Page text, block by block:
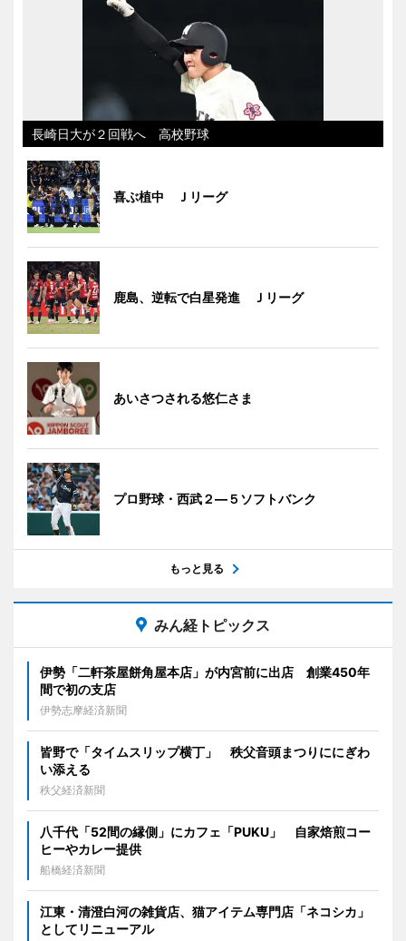
長崎日大が２回戦へ 高校野球
喜ぶ植中 Ｊリーグ
鹿島、逆転で白星発進 Ｊリーグ
あいさつされる悠仁さま
プロ野球・西武２―５ソフトバンク
もっと見る
みん経トピックス
伊勢「二軒茶屋餅角屋本店」が内宮前に出店 創業450年
間で初の支店
伊勢志摩経済新聞
皆野で「タイムスリップ横丁」 秩父音頭まつりににぎわ
い添える
秩父経済新聞
八千代「52間の縁側」にカフェ「PUKU」 自家焙煎コー
ヒーやカレー提供
船橋経済新聞
江東・清澄白河の雑貨店、猫アイテム専門店「ネコシカ」
としてリニューアル